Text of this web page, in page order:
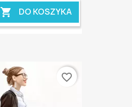
 DO KOSZYKA
favorite_border